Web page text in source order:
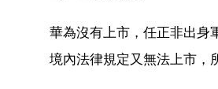
華為沒有上市，任正非出身
境內法律規定又無法上市